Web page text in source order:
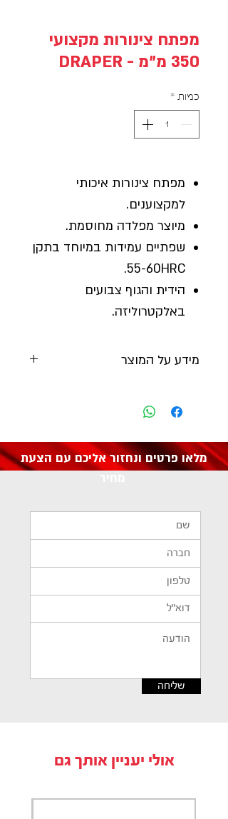
מפתח צינורות מקצועי
350 מ"מ - DRAPER
כמות *
מפתח צינורות איכותי
למקצוענים.
מיוצר מפלדה מחוסמת.
שפתיים עמידות במיוחד בתקן
55-60HRC.
הידית והגוף צבועים
באלקטרוליזה.
מידע על המוצר
מלאו פרטים ונחזור אליכם עם הצעת
שליחה
אולי יעניין אותך גם